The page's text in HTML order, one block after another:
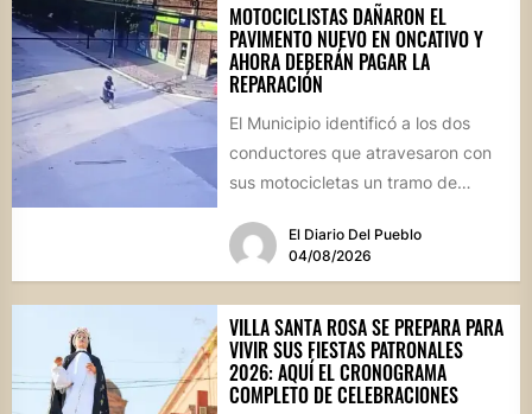
MOTOCICLISTAS DAÑARON EL
PAVIMENTO NUEVO EN ONCATIVO Y
AHORA DEBERÁN PAGAR LA
REPARACIÓN
El Municipio identificó a los dos
conductores que atravesaron con
sus motocicletas un tramo de
calle...
El Diario Del Pueblo
04/08/2026
VILLA SANTA ROSA SE PREPARA PARA
VIVIR SUS FIESTAS PATRONALES
2026: AQUÍ EL CRONOGRAMA
COMPLETO DE CELEBRACIONES